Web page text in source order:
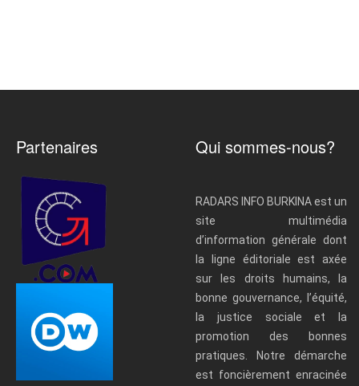
Partenaires Qui sommes-nous?
RADARS INFO BURKINA est un
site multimédia
d’information générale dont
la ligne éditoriale est axée
sur les droits humains, la
bonne gouvernance, l’équité,
la justice sociale et la
promotion des bonnes
pratiques. Notre démarche
est foncièrement enracinée